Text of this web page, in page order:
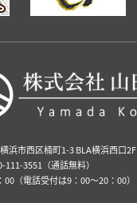
浜市西区楠町1-3 BLA横浜西口2F
111-3551（通話無料）
（電話受付は9：00～20：00）